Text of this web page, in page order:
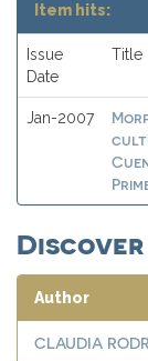
Item hits:
Issue
Date
Title
Jan-2007
Discover
Author
CLAUDIA